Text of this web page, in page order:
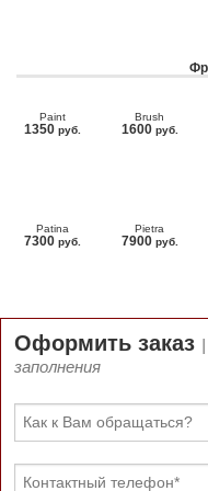
Paint
1350 руб.
Brush
1600 руб.
Patina
7300 руб.
Pietra
7900 руб.
Оформить заказ
заполнения